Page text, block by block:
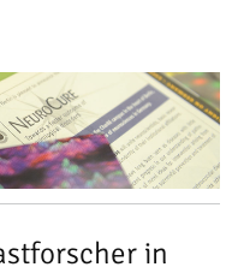
in